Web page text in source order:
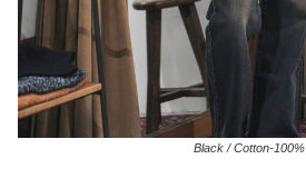
Black / Cotton-100%